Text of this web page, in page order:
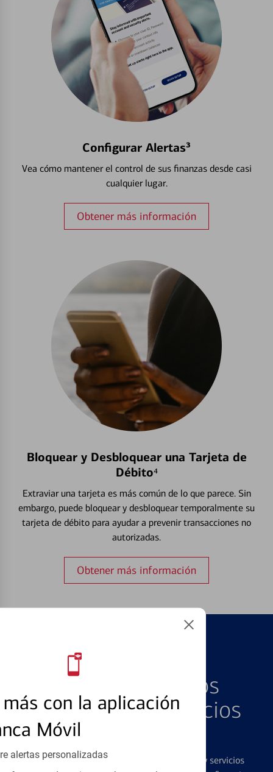
con la aplicación
Móvil
alertas personalizadas
Configurar Alertas³
Vea cómo mantener el control de sus finanzas desde casi
cualquier lugar.
Obtener más información
Bloquear y Desbloquear una Tarjeta de
Débito⁴
Extraviar una tarjeta es más común de lo que parece. Sin
embargo, puede bloquear y desbloquear temporalmente su
tarjeta de débito para ayudar a prevenir transacciones no
autorizadas.
Obtener más información
Explore Nuestros
Productos y Servicios
Destacados
Ofrecemos una amplia gama de productos y servicios